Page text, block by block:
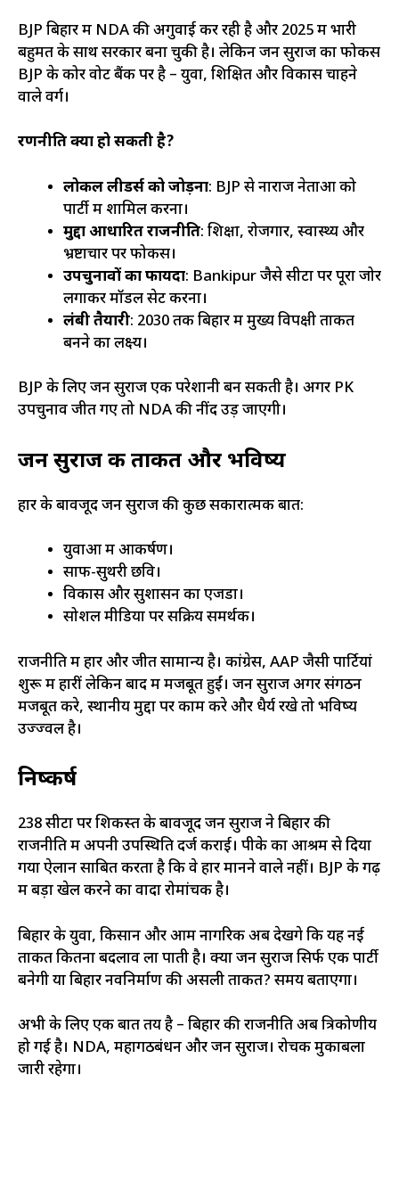
BJP बिहार में NDA की अगुवाई कर रही है और 2025 में भारी
बहुमत के साथ सरकार बना चुकी है। लेकिन जन सुराज का फोकस
BJP के कोर वोट बैंक पर है – युवा, शिक्षित और विकास चाहने
वाले वर्ग।
रणनीति क्या हो सकती है?
लोकल लीडर्स को जोड़ना: BJP से नाराज नेताओं को
पार्टी में शामिल करना।
मुद्दा आधारित राजनीति: शिक्षा, रोजगार, स्वास्थ्य और
भ्रष्टाचार पर फोकस।
उपचुनावों का फायदा: Bankipur जैसे सीटों पर पूरा जोर
लगाकर मॉडल सेट करना।
लंबी तैयारी: 2030 तक बिहार में मुख्य विपक्षी ताकत
बनने का लक्ष्य।
BJP के लिए जन सुराज एक परेशानी बन सकती है। अगर PK
उपचुनाव जीत गए तो NDA की नींद उड़ जाएगी।
जन सुराज की ताकत और भविष्य
हार के बावजूद जन सुराज की कुछ सकारात्मक बातें:
युवाओं में आकर्षण।
साफ-सुथरी छवि।
विकास और सुशासन का एजेंडा।
सोशल मीडिया पर सक्रिय समर्थक।
राजनीति में हार और जीत सामान्य है। कांग्रेस, AAP जैसी पार्टियां
शुरू में हारीं लेकिन बाद में मजबूत हुईं। जन सुराज अगर संगठन
मजबूत करे, स्थानीय मुद्दों पर काम करे और धैर्य रखे तो भविष्य
उज्ज्वल है।
निष्कर्ष
238 सीटों पर शिकस्त के बावजूद जन सुराज ने बिहार की
राजनीति में अपनी उपस्थिति दर्ज कराई। पीके का आश्रम से दिया
गया ऐलान साबित करता है कि वे हार मानने वाले नहीं। BJP के गढ़
में बड़ा खेल करने का वादा रोमांचक है।
बिहार के युवा, किसान और आम नागरिक अब देखेंगे कि यह नई
ताकत कितना बदलाव ला पाती है। क्या जन सुराज सिर्फ एक पार्टी
बनेगी या बिहार नवनिर्माण की असली ताकत? समय बताएगा।
अभी के लिए एक बात तय है – बिहार की राजनीति अब त्रिकोणीय
हो गई है। NDA, महागठबंधन और जन सुराज। रोचक मुकाबला
जारी रहेगा।